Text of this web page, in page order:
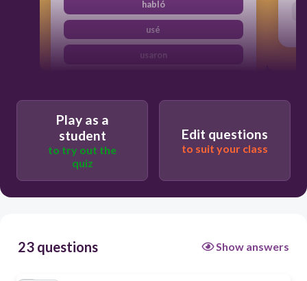
habló
usé
usaron
Play as a
student
to try out the
quiz
Edit questions
to suit your class
23 questions Show answers